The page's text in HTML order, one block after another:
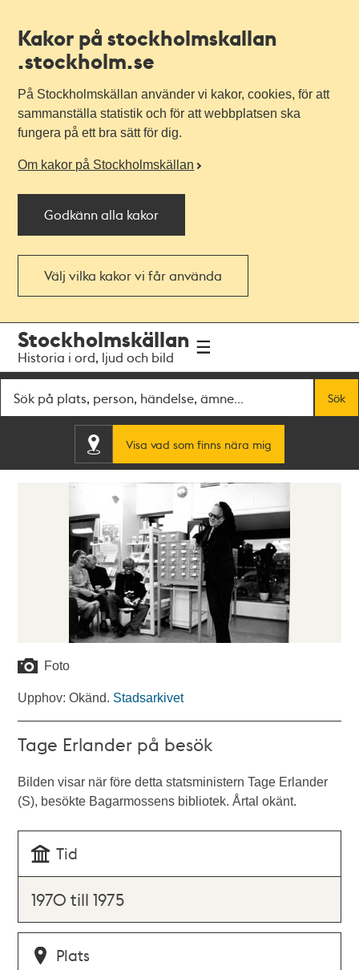
Kakor på stockholmskallan
.stockholm.se
På Stockholmskällan använder vi kakor, cookies, för att
sammanställa statistik och för att webbplatsen ska
fungera på ett bra sätt för dig.
Om kakor på Stockholmskällan
Godkänn alla kakor
Välj vilka kakor vi får använda
navigationen
huvudinnehållet
Stockholmskällan
Historia i ord, ljud och bild
Sök
Visa vad som finns nära mig
Foto
Upphov: Okänd. Stadsarkivet
Tage Erlander på besök
Bilden visar när före detta statsministern Tage Erlander
(S), besökte Bagarmossens bibliotek. Årtal okänt.
Tid
1970 till 1975
Plats